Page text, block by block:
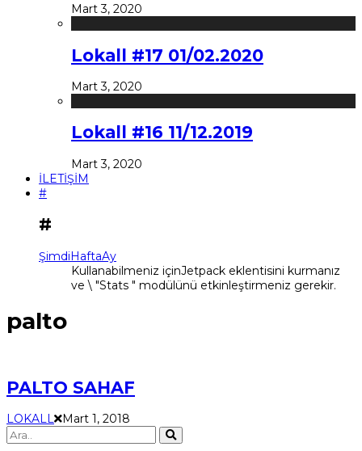
Mart 3, 2020
Lokall #17 01/02.2020
Mart 3, 2020
Lokall #16 11/12.2019
Mart 3, 2020
İLETİŞİM
#
#
ŞimdiHaftaAy
Kullanabilmeniz içinJetpack eklentisini kurmanız
ve \ "Stats " modülünü etkinleştirmeniz gerekir.
palto
PALTO SAHAF
LOKALL Mart 1, 2018